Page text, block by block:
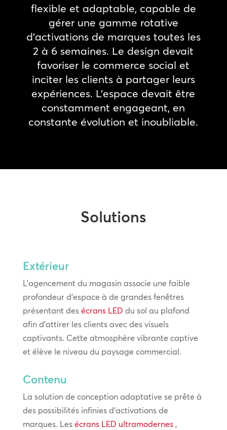
flexible et adaptable, capable de
gérer une gamme rotative
d’activations de marques toutes les
2 à 6 semaines. Le design devait
favoriser le commerce social et
inciter les clients à partager leurs
expériences. L’espace devait être
constamment engageant, en
constante évolution et inoubliable.
Solutions
Extérieur
L’agencement du magasin associe une faible
profondeur d’espace à de grandes fenêtres
présentant des écrans LED du sol au plafond
afin d’attirer les clients avec des visuels
captivants. Cette atmosphère vibrante captive
et élève le niveau du paysage commercial.
Contenu
La solution de conception adaptative se prête à
des possibilités infinies d’activations de
marques. Les écrans LED ultramodernes ,